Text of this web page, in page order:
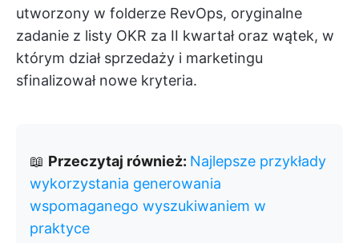
utworzony w folderze RevOps, oryginalne
zadanie z listy OKR za II kwartał oraz wątek, w
którym dział sprzedaży i marketingu
sfinalizował nowe kryteria.
📖 Przeczytaj również: Najlepsze przykłady
wykorzystania generowania
wspomaganego wyszukiwaniem w
praktyce